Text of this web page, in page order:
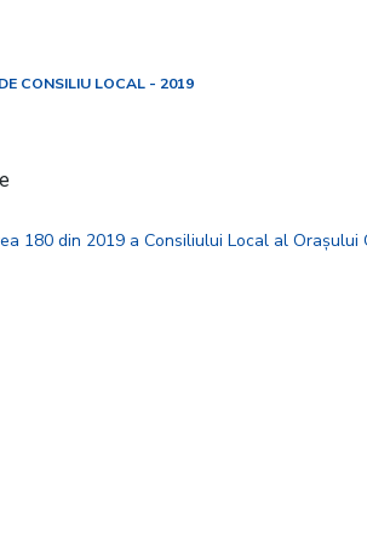
CONSILIU LOCAL - 2019
180 din 2019 a Consiliului Local al Orașului